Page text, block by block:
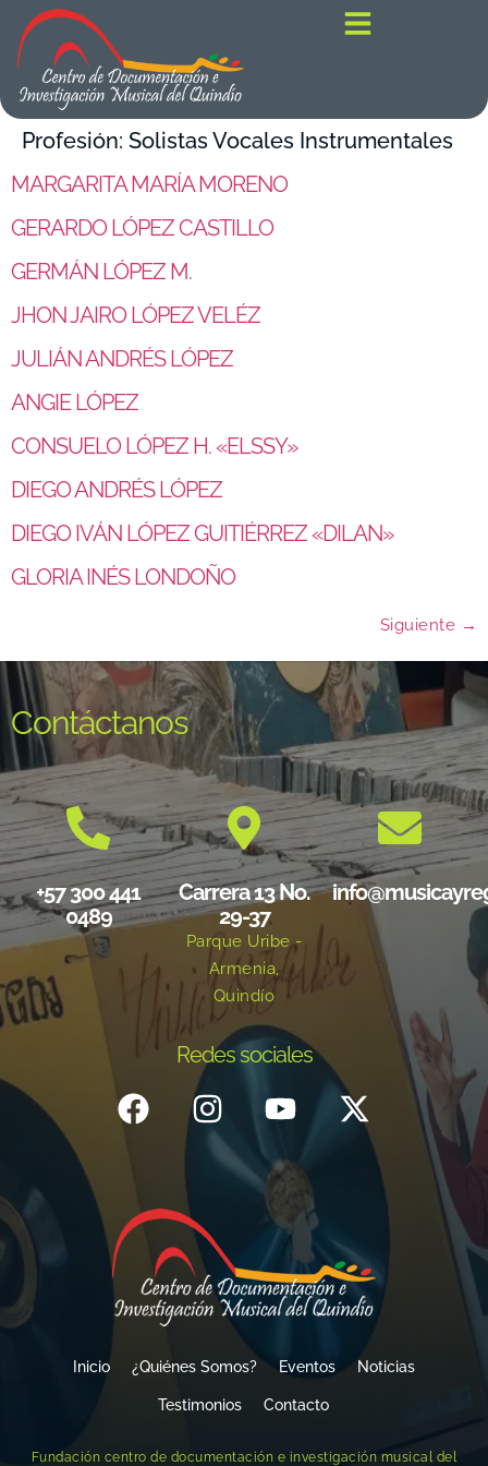
contenido
Profesión: Solistas Vocales Instrumentales
MARGARITA MARÍA MORENO
GERARDO LÓPEZ CASTILLO
GERMÁN LÓPEZ M.
JHON JAIRO LÓPEZ VELÉZ
JULIÁN ANDRÉS LÓPEZ
ANGIE LÓPEZ
CONSUELO LÓPEZ H. «ELSSY»
DIEGO ANDRÉS LÓPEZ
DIEGO IVÁN LÓPEZ GUITIÉRREZ «DILAN»
GLORIA INÉS LONDOÑO
Siguiente →
Contáctanos
+57 300 441
0489
Carrera 13 No.
29-37
Parque Uribe -
Armenia,
Quindío
Redes sociales
Inicio ¿Quiénes Somos? Eventos Noticias
Testimonios Contacto
Fundación centro de documentación e investigación musical del